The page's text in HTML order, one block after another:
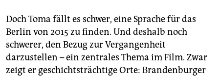
Doch Toma fällt es schwer, eine Sprache für das
Berlin von 2015 zu finden. Und deshalb noch
schwerer, den Bezug zur Vergangenheit
darzustellen – ein zentrales Thema im Film. Zwar
zeigt er geschichtsträchtige Orte: Brandenburger